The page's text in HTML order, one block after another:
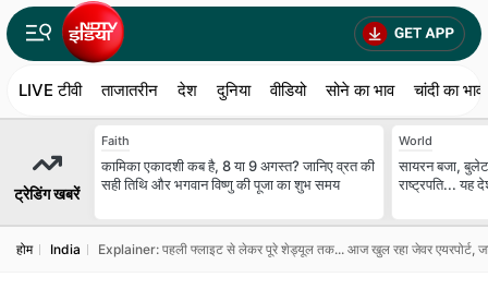
LIVE टीवी ताजातरीन देश दुनिया वीडियो सोने का भाव चांदी का भाव
ट्रेडिंग खबरें
Faith
कामिका एकादशी कब है, 8 या 9 अगस्त? जानिए व्रत की
सही तिथि और भगवान विष्णु की पूजा का शुभ समय
World
सायरन बजा,
राष्ट्रपति... यह
होम India Explainer: पहली फ्लाइट से लेकर पूरे शेड्यूल तक... आज खुल रहा जेवर एयरपोर्ट,